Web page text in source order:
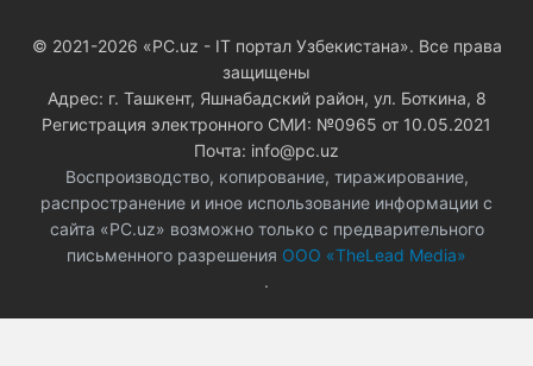
© 2021-2026 «PC.uz - IT портал Узбекистана». Все права
защищены
Адрес: г. Ташкент, Яшнабадский район, ул. Боткина, 8
Регистрация электронного СМИ: №0965 от 10.05.2021
Почта: info@pc.uz
Воспроизводство, копирование, тиражирование,
распространение и иное использование информации с
сайта «PC.uz» возможно только с предварительного
письменного разрешения ООО «TheLead Media»
.